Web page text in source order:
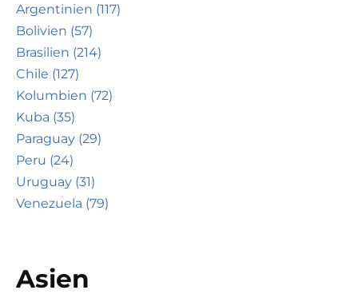
Argentinien (117)
Bolivien (57)
Brasilien (214)
Chile (127)
Kolumbien (72)
Kuba (35)
Paraguay (29)
Peru (24)
Uruguay (31)
Venezuela (79)
Asien